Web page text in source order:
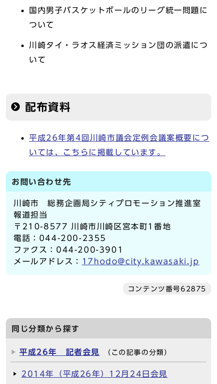
国内男子バスケットボールのリーグ統一問題に
ついて
川崎タイ・ラオス経済ミッション団の派遣につ
いて
配布資料
平成26年第4回川崎市議会定例会議案概要につ
いては、こちらに掲載しています。
お問い合わせ先
川崎市 総務企画局シティプロモーション推進室
報道担当
〒210-8577 川崎市川崎区宮本町1番地
電話：044-200-2355
ファクス：044-200-3901
メールアドレス：
17hodo@city.kawasaki.jp
コンテンツ番号62875
同じ分類から探す
平成26年 記者会見 （この記事の分類）
2014年（平成26年）12月24日会見